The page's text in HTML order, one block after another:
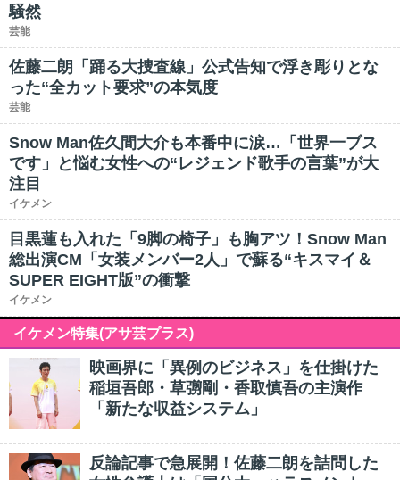
騒然
芸能
佐藤二朗「踊る大捜査線」公式告知で浮き彫りとな
った“全カット要求”の本気度
芸能
Snow Man佐久間大介も本番中に涙…「世界一ブス
です」と悩む女性への“レジェンド歌手の言葉”が大
注目
イケメン
目黒蓮も入れた「9脚の椅子」も胸アツ！Snow Man
総出演CM「女装メンバー2人」で蘇る“キスマイ＆
SUPER EIGHT版”の衝撃
イケメン
イケメン特集(アサ芸プラス)
映画界に「異例のビジネス」を仕掛けた
稲垣吾郎・草彅剛・香取慎吾の主演作
「新たな収益システム」
反論記事で急展開！佐藤二朗を詰問した